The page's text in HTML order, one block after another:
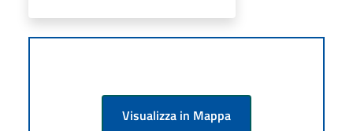
Visualizza in Mappa